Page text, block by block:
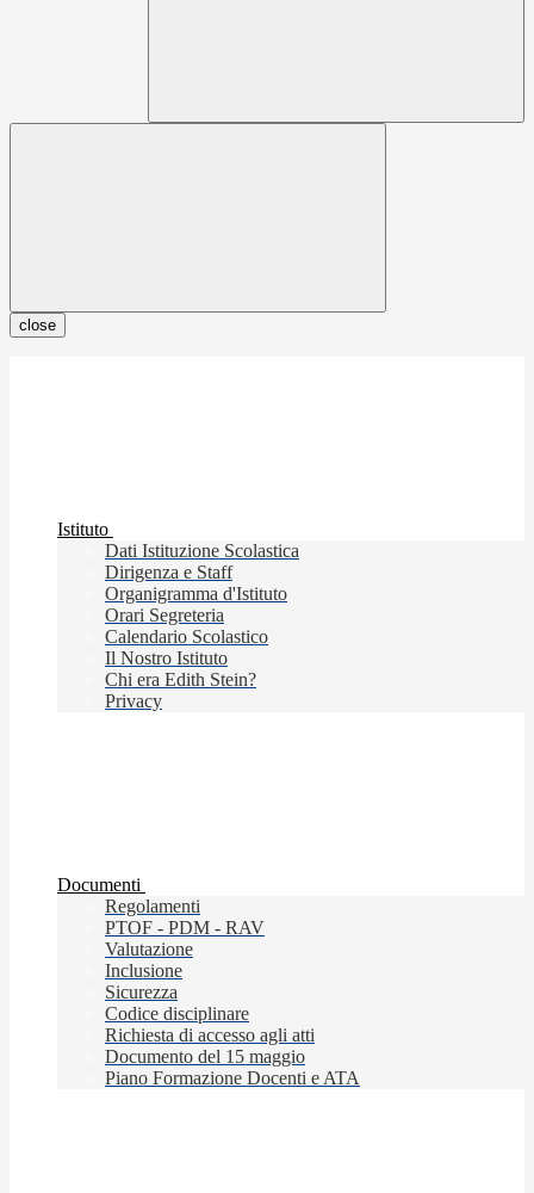
close
Istituto
Dati Istituzione Scolastica
Dirigenza e Staff
Organigramma d'Istituto
Orari Segreteria
Calendario Scolastico
Il Nostro Istituto
Chi era Edith Stein?
Privacy
Documenti
Regolamenti
PTOF - PDM - RAV
Valutazione
Inclusione
Sicurezza
Codice disciplinare
Richiesta di accesso agli atti
Documento del 15 maggio
Piano Formazione Docenti e ATA